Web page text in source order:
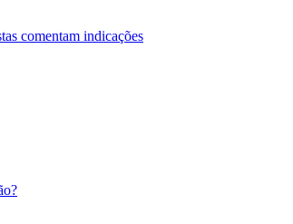
comentam indicações